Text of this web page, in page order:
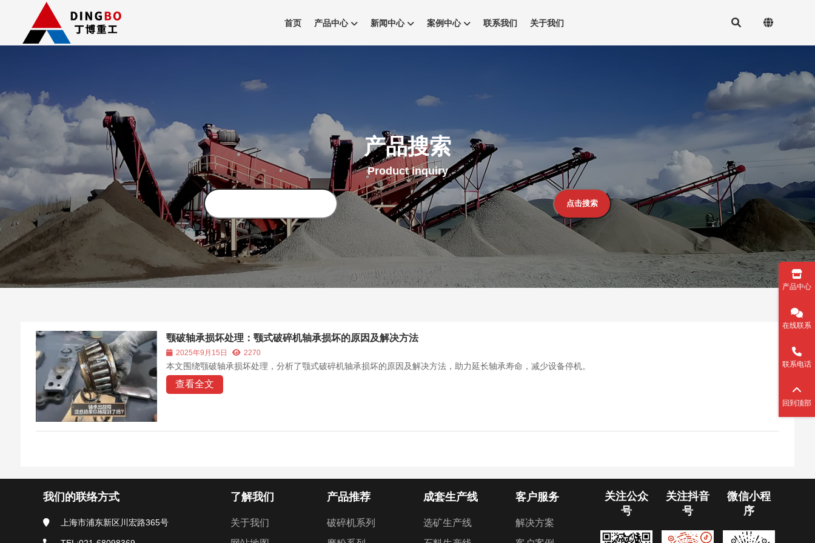
首页 产品中心 新闻中心 案例中心 联系我们 关于我们
产品搜索
Product inquiry
搜
索
点击搜索
颚破轴承损坏处理：颚式破碎机轴承损坏的原因及解决方法
2025年9月15日 2270
本文围绕颚破轴承损坏处理，分析了颚式破碎机轴承损坏的原因及解决方法，助力延长轴承寿命，减少设备停机。​
查看全文
我们的联络方式
上海市浦东新区川宏路365号
了解我们
关于我们
产品推荐
破碎机系列
成套生产线
选矿生产线
客户服务
解决方案
关注公众
号
关注抖音
号
微信小程
序
产品中心
在线联系
联系电话
回到顶部